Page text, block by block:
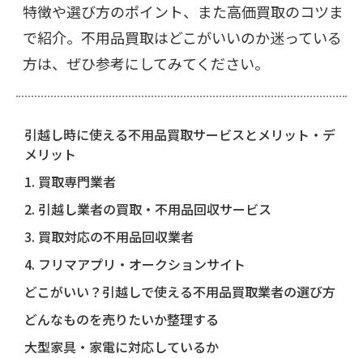
特徴や選び方のポイント、また高価買取のコツま
で紹介。不用品買取はどこがいいのか迷っている
方は、ぜひ参考にしてみてください。
引越し時に使える不用品買取サービスとメリット・デ
メリット
1. 買取専門業者
2. 引越し業者の買取・不用品回収サービス
3. 買取対応の不用品回収業者
4. フリマアプリ・オークションサイト
どこがいい？引越しで使える不用品買取業者の選び方
どんなものを売りたいか整理する
大型家具・家電に対応しているか